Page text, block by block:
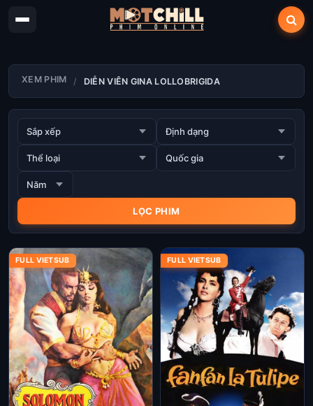
XEM PHIM DIỄN VIÊN GINA LOLLOBRIGIDA
FULL VIETSUB FULL VIETSUB